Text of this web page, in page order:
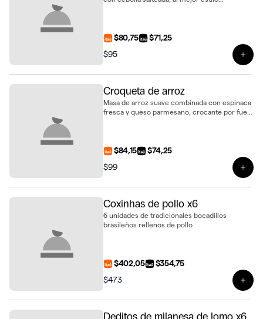
$80,75
$71,25
$95
Croqueta de arroz
Masa de arroz suave combinada con espinaca
fresca y queso parmesano, crocante por fuera
$84,15
$74,25
$99
Coxinhas de pollo x6
6 unidades de tradicionales bocadillos
brasileños rellenos de pollo
$402,05
$354,75
$473